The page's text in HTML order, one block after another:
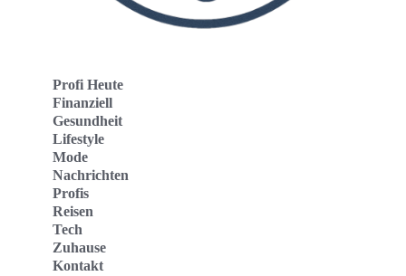
Profi Heute
Finanziell
Gesundheit
Lifestyle
Mode
Nachrichten
Profis
Reisen
Tech
Zuhause
Kontakt